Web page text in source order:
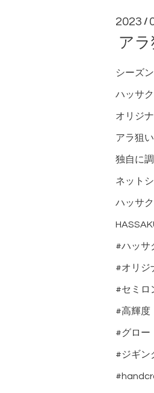
2023 /
ア
シーズ
ハッサ
オリジ
アラ狙
独自に
ネット
ハッサ
#ハッサ
#オリジ
#セミロ
#高輝度
#グロー
#ジギン